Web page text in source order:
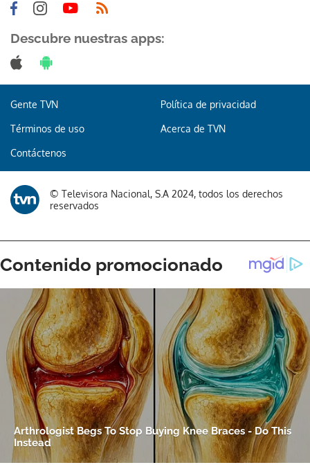
Gracias por suscribirte a nuestro boletín.
ACEPTAR
Descubre nuestras apps:
Gente TVN Política de privacidad
Términos de uso Acerca de TVN
Contáctenos
© Televisora Nacional, S.A 2024, todos los derechos
reservados